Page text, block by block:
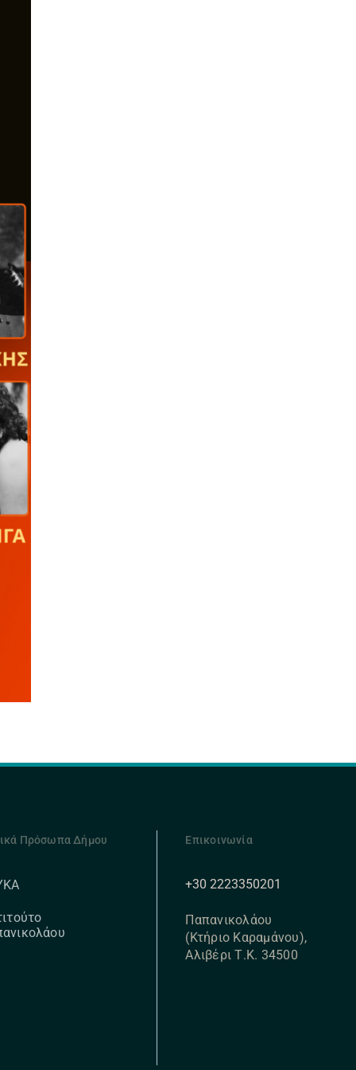
Πρόσωπα Δήμου Επικοινωνία
+30 2223350201
Παπανικολάου
(Κτήριο Καραμάνου),
Αλιβέρι Τ.Κ. 34500